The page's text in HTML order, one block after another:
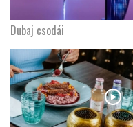
Dubaj csodái